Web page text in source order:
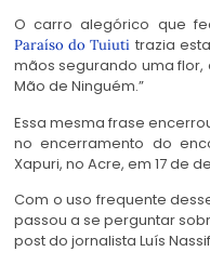
O carro alegórico que
Paraíso do Tuiuti trazia
mãos segurando uma flor,
Mão de Ninguém.”
Essa mesma frase
no encerramento do
Xapuri, no Acre, em 17 de
Com o uso frequente
passou a se perguntar
post do jornalista Luís